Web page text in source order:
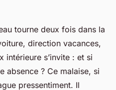
d'installer des
chez vous
de lecture
tourne deux fois dans la
direction vacances,
intérieure s’invite : et si
absence ? Ce malaise, si
pressentiment. Il